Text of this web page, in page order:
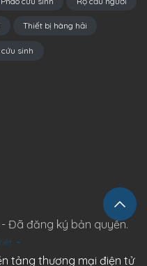
Thiết bị hàng hải
sinh
Đã đăng ký bản quyền.
tảng thương mại điện tử